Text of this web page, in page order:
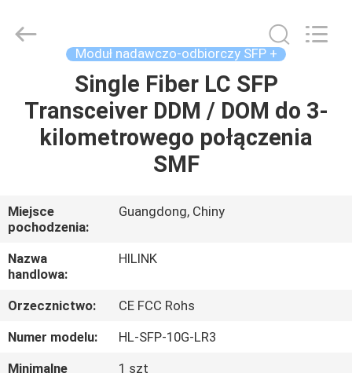
DOMU
O
NAS
WYCIECZKA
PO
FABRYCE
Technology
Co.,Ltd..
Moduł nadawczo-odbiorczy SFP +
Single Fiber LC SFP
Transceiver DDM / DOM do 3-
kilometrowego połączenia
SMF
Miejsce
pochodzenia:
Guangdong, Chiny
Nazwa
handlowa:
HILINK
Orzecznictwo:
CE FCC Rohs
Numer modelu:
HL-SFP-10G-LR3
Minimalne
1 szt